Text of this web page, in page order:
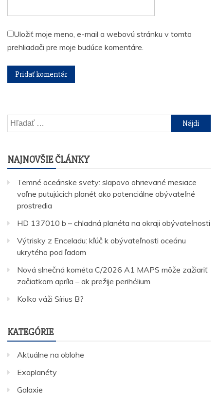
Uložiť moje meno, e-mail a webovú stránku v tomto
prehliadači pre moje budúce komentáre.
Hľadať:
NAJNOVŠIE ČLÁNKY
Temné oceánske svety: slapovo ohrievané mesiace
voľne putujúcich planét ako potenciálne obývateľné
prostredia
HD 137010 b – chladná planéta na okraji obývateľnosti
Výtrisky z Enceladu: kľúč k obývateľnosti oceánu
ukrytého pod ľadom
Nová slnečná kométa C/2026 A1 MAPS môže zažiariť
začiatkom apríla – ak prežije perihélium
Koľko váži Sírius B?
KATEGÓRIE
Aktuálne na oblohe
Exoplanéty
Galaxie